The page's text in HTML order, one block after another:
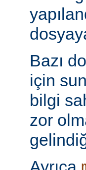
Bazı
için
bilgi
zor